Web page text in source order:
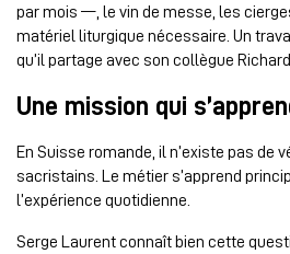
par mois —, le vin de messe, les
matériel liturgique nécessaire. Un
qu’il partage avec son collègue Richard.
Une mission qui
En Suisse romande, il n’existe pas de
sacristains. Le métier s’apprend
l’expérience quotidienne.
Serge Laurent connaît bien cette